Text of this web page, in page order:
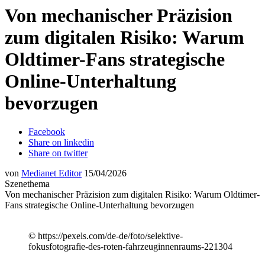
Von mechanischer Präzision
zum digitalen Risiko: Warum
Oldtimer-Fans strategische
Online-Unterhaltung
bevorzugen
Facebook
Share on linkedin
Share on twitter
von Medianet Editor 15/04/2026
Szenethema
Von mechanischer Präzision zum digitalen Risiko: Warum Oldtimer-
Fans strategische Online-Unterhaltung bevorzugen
© https://pexels.com/de-de/foto/selektive-
fokusfotografie-des-roten-fahrzeuginnenraums-221304